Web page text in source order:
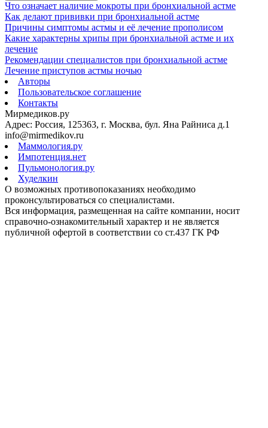
Что означает наличие мокроты при бронхиальной астме
Как делают прививки при бронхиальной астме
Причины симптомы астмы и её лечение прополисом
Какие характерны хрипы при бронхиальной астме и их
лечение
Рекомендации специалистов при бронхиальной астме
Лечение приступов астмы ночью
Авторы
Пользовательское соглашение
Контакты
Мирмедиков.ру
Адрес: Россия, 125363, г. Москва, бул. Яна Райниса д.1
info@mirmedikov.ru
Маммология.ру
Импотенция.нет
Пульмонология.ру
Худелкин
О возможных противопоказаниях необходимо
проконсультироваться со специалистами.
Вся информация, размещенная на сайте компании, носит
справочно-ознакомительный характер и не является
публичной офертой в соответствии со ст.437 ГК РФ